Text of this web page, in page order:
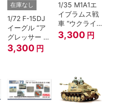
在庫なし
1/72 F-15DJ
イーグル “ア
グレッサー デ
ジタル迷彩”
3,300 円
1/35 M1A1エ
イブラムス戦
車 “ウクライ
ナ軍”【スケー
ル限定】
3,300 円